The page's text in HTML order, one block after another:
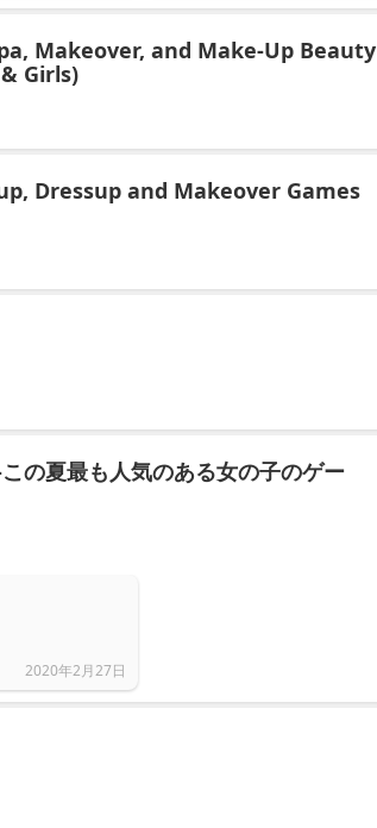
Makeover, and Make-Up Beauty
Girls)
Dressup and Makeover Games
の夏最も人気のある女の子のゲー
2020年2月27日